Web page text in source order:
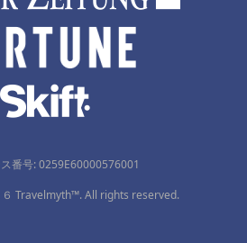
番号: 0259Ε60000576001
Travelmyth™. All rights reserved.